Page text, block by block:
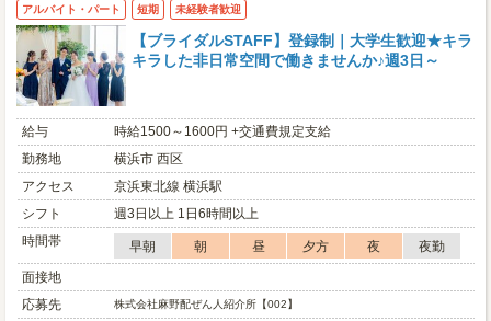
アルバイト・パート 短期 未経験者歓迎
【ブライダルSTAFF】登録制｜大学生歓迎★キラ
キラした非日常空間で働きませんか♪週3日～
給与
時給1500～1600円 +交通費規定支給
勤務地
横浜市 西区
アクセス
京浜東北線 横浜駅
シフト
週3日以上 1日6時間以上
時間帯
早朝 朝 昼 夕方 夜
夜勤
面接地
応募先
株式会社麻野配ぜん人紹介所【002】